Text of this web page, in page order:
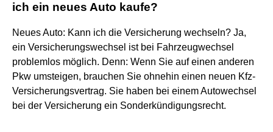
ich ein neues Auto kaufe?
Neues Auto: Kann ich die Versicherung wechseln? Ja,
ein Versicherungswechsel ist bei Fahrzeugwechsel
problemlos möglich. Denn: Wenn Sie auf einen anderen
Pkw umsteigen, brauchen Sie ohnehin einen neuen Kfz-
Versicherungsvertrag. Sie haben bei einem Autowechsel
bei der Versicherung ein Sonderkündigungsrecht.